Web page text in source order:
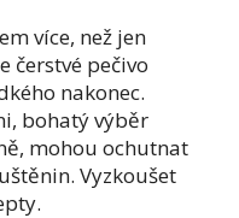
více, než jen
čerstvé pečivo
nakonec.
bohatý výběr
mohou ochutnat
Vyzkoušet